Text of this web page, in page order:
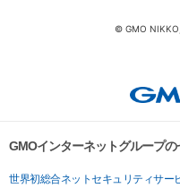
© GMO
GMOインターネットグループ
世界初総合ネットセキュリティサー